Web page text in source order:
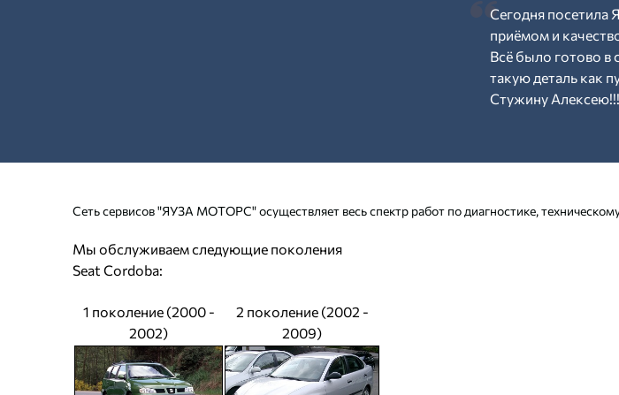
Сегодня
приёмом и
Всё было готово в
такую деталь как
Стужину
Сеть сервисов "ЯУЗА МОТОРС" осуществляет весь спектр работ по диагностике,
Мы обслуживаем следующие поколения
Seat Cordoba:
1 поколение (2000 -
2002)
2 поколение (2002 -
2009)